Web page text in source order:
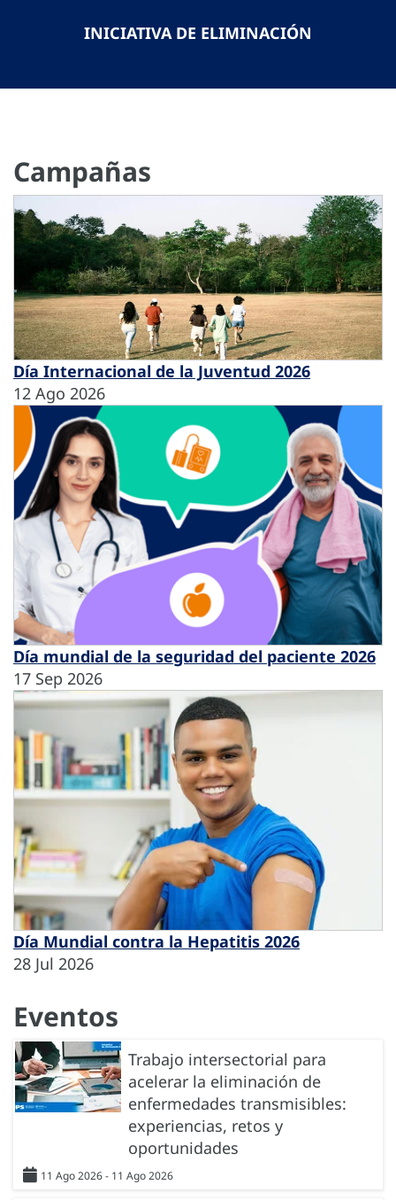
INICIATIVA DE ELIMINACIÓN
Campañas
Día Internacional de la Juventud 2026
12 Ago 2026
Día mundial de la seguridad del paciente 2026
17 Sep 2026
Día Mundial contra la Hepatitis 2026
28 Jul 2026
Eventos
Trabajo intersectorial para
acelerar la eliminación de
enfermedades transmisibles:
experiencias, retos y
oportunidades
11 Ago 2026 - 11 Ago 2026